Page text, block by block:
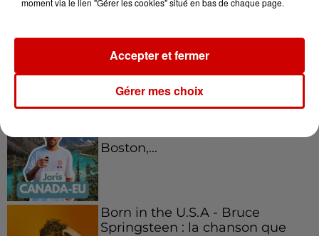
emblématique de
l'entrepreneuriat féminin
Boston,...
Born in the U.S.A - Bruce
Springsteen : la chanson que
moment via le lien "Gérer les cookies" situé en bas de chaque page.
Gérer mes choix
Accepter et fermer